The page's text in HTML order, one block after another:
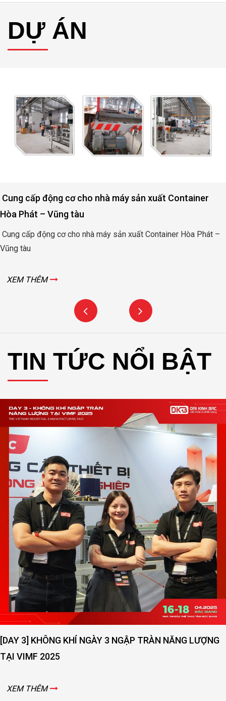
DỰ ÁN
Hòa Phát –
Động cơ nâng hạ cửa đập thủy lợi Rào
Bình
Động cơ nâng hạ cửa đập thủy lợi Rào Nam –
TIN TỨC NỔI BẬT
NĂNG LƯỢNG
[DAY 2] SỨC NÓNG NGÀY THỨ